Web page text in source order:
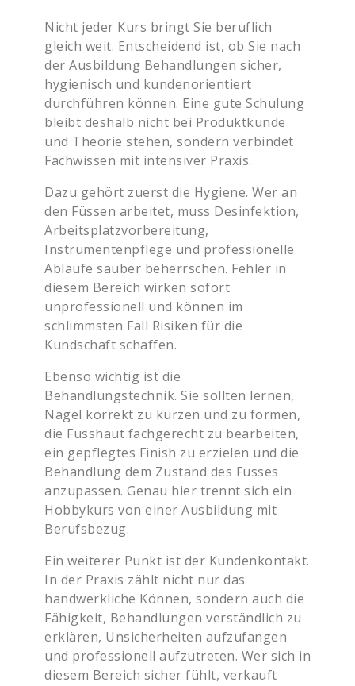
Nicht jeder Kurs bringt Sie beruflich
gleich weit. Entscheidend ist, ob Sie nach
der Ausbildung Behandlungen sicher,
hygienisch und kundenorientiert
durchführen können. Eine gute Schulung
bleibt deshalb nicht bei Produktkunde
und Theorie stehen, sondern verbindet
Fachwissen mit intensiver Praxis.
Dazu gehört zuerst die Hygiene. Wer an
den Füssen arbeitet, muss Desinfektion,
Arbeitsplatzvorbereitung,
Instrumentenpflege und professionelle
Abläufe sauber beherrschen. Fehler in
diesem Bereich wirken sofort
unprofessionell und können im
schlimmsten Fall Risiken für die
Kundschaft schaffen.
Ebenso wichtig ist die
Behandlungstechnik. Sie sollten lernen,
Nägel korrekt zu kürzen und zu formen,
die Fusshaut fachgerecht zu bearbeiten,
ein gepflegtes Finish zu erzielen und die
Behandlung dem Zustand des Fusses
anzupassen. Genau hier trennt sich ein
Hobbykurs von einer Ausbildung mit
Berufsbezug.
Ein weiterer Punkt ist der Kundenkontakt.
In der Praxis zählt nicht nur das
handwerkliche Können, sondern auch die
Fähigkeit, Behandlungen verständlich zu
erklären, Unsicherheiten aufzufangen
und professionell aufzutreten. Wer sich in
diesem Bereich sicher fühlt, verkauft